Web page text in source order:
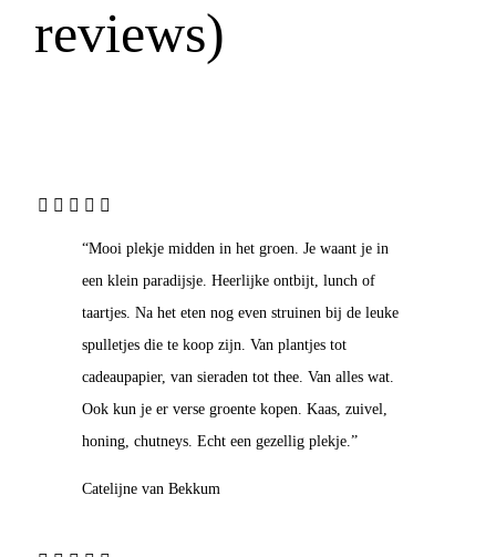
reviews)
“Mooi plekje midden in het groen. Je waant je in
een klein paradijsje. Heerlijke ontbijt, lunch of
taartjes. Na het eten nog even struinen bij de leuke
spulletjes die te koop zijn. Van plantjes tot
cadeaupapier, van sieraden tot thee. Van alles wat.
Ook kun je er verse groente kopen. Kaas, zuivel,
honing, chutneys. Echt een gezellig plekje.”
Catelijne van Bekkum